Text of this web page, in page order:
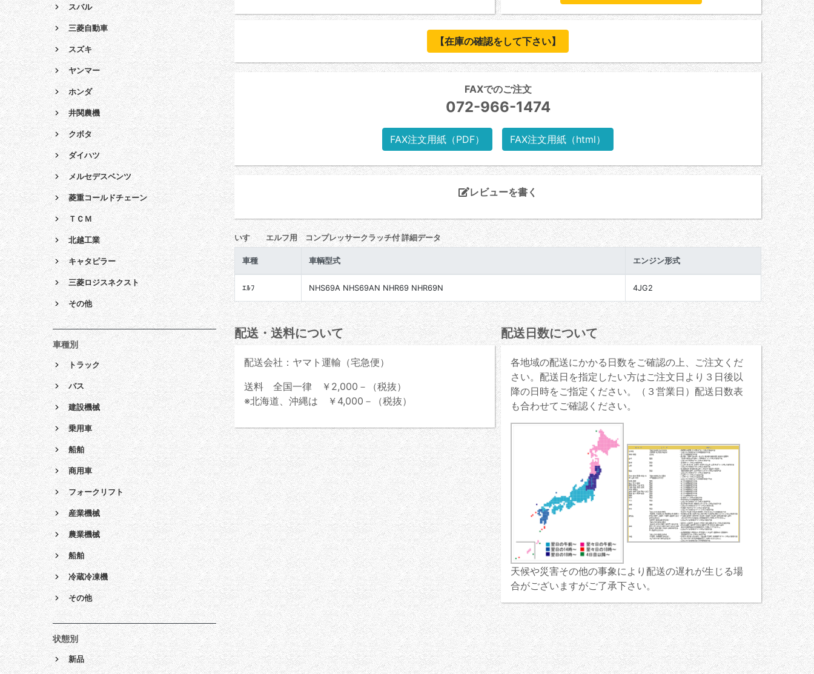
【在庫の確認をして下さい】
FAXでのご注文
072-966-1474
FAX注文用紙（PDF） FAX注文用紙（html）
レビューを書く
いすゞ エルフ用 コンプレッサークラッチ付 詳細データ
車種 車輌型式 エンジン形式
ｴﾙﾌ NHS69A NHS69AN NHR69 NHR69N 4JG2
配送・送料について
配送会社：ヤマト運輸（宅急便）
送料 全国一律 ￥2,000－（税抜）
※北海道、沖縄は ￥4,000－（税抜）
配送日数について
各地域の配送にかかる日数をご確認の上、ご注文くだ
さい。配送日を指定したい方はご注文日より３日後以
降の日時をご指定ください。（３営業日）配送日数表
も合わせてご確認ください。
天候や災害その他の事象により配送の遅れが生じる場
合がございますがご了承下さい。
スバル
三菱自動車
スズキ
ヤンマー
ホンダ
井関農機
クボタ
ダイハツ
メルセデスベンツ
菱重コールドチェーン
ＴＣＭ
北越工業
キャタピラー
三菱ロジスネクスト
その他
車種別
トラック
バス
建設機械
乗用車
船舶
商用車
フォークリフト
産業機械
農業機械
船舶
冷蔵冷凍機
その他
状態別
新品